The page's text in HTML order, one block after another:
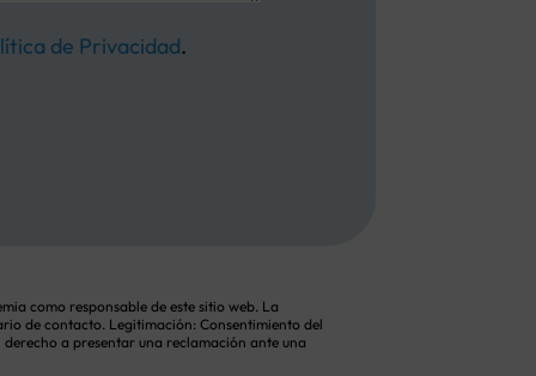
de Privacidad.
como responsable de este sitio web. La
de contacto. Legitimación: Consentimiento del
derecho a presentar una reclamación ante una